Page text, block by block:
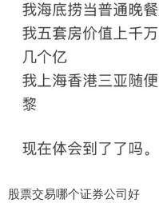
股票交易哪个证券公司好